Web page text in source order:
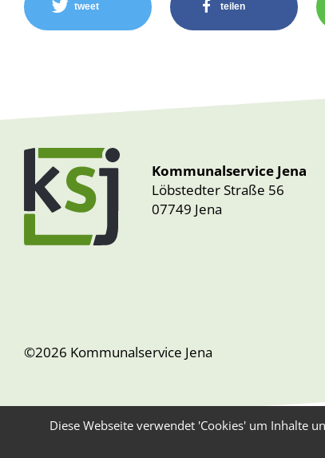
tweet teilen
Kommunalservice Jena
Löbstedter Straße 56
07749 Jena
©2026 Kommunalservice Jena
Diese Webseite verwendet 'Cookies' um Inhalte